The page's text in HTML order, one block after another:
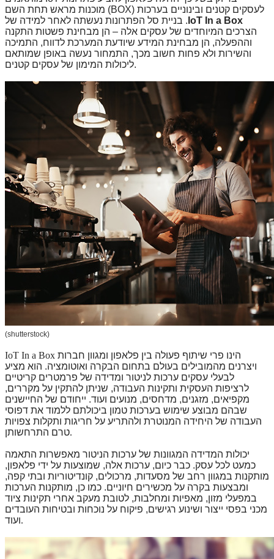
לעסקים קטנים ובינוניים בערכות (BOX) מוכנות מראש תחת השם
IoT In a Box . בניית סל הפתרונות נעשתה לאחר למידה של
הצרכים המיוחדים של עסקים אלה – הן מבחינת פשטות התקנה
וההפעלה, הן מבחינת המידע שיודעת המערכת לדווח, התמיכה
והשירות ולא פחות חשוב מכך, התמחור נעשה באופן שמותאם
ליכולות המימון של עסקים קטנים.
(shutterstock)
IoT In a Box
ויצרנים מהמובילים בעולם בתחום הבקרה ואוטומציה. הוא מציע
לבעלי עסקים ערכות לניטור ומדידה של פרמטרים קריטיים
לרציפות העסקית ותקינות העבודה, שניתן להתקין על מקררים,
מקפיאים, מזגנים, מדחסים, מנועים ועוד. ייחודם של החיישנים
שבהם מבוצע שימוש בערכות טמון ביכולתם ללמוד את דפוסי
העבודה של היחידה המנוטרת ולהתריע על חריגות ותקלות צפויות
טרם התרחשותן.
יכולות המדידה המגוונות של ערכות הניטור מאפשרות התאמה
כמעט לכל עסק. כבר כיום, ערכות אלה, שמוצעות על ידי פלאפון,
מותקנות במגוון רחב של מסעדות, מרכולים, קונדיטוריות ובתי קפה,
ומבצעות בקרה על מכשירים חיוניים. כמו כן, מותקנות הערכות
במפעלי מזון, מאפיות ומחלבות, לטובת מעקב אחרי תקינות ציוד
מכני בפסי ייצור ושינוע רגישים, פיקוח על נוכחות ובטיחות העובדים
ועוד.